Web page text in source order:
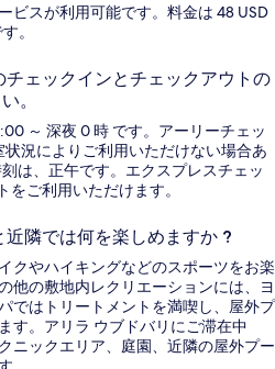
ビスが利用可能です。料金は 48 USD
。
チェックインとチェックアウトの
。
～ 深夜 0 時 です。アーリーチェッ
況によりご利用いただけない場合あ
は、正午です。エクスプレスチェッ
ご利用いただけます。
隣では何を楽しめますか ?
クやハイキングなどのスポーツをお楽
他の敷地内レクリエーションには、ヨ
ではトリートメントを満喫し、屋外プ
す。アリラ ウブドバリにご滞在中
ニックエリア、庭園、近隣の屋外プー